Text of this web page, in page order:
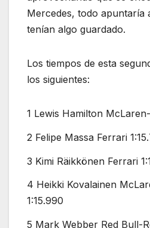
Mercedes, todo apuntaría
tenían algo guardado.
Los tiempos de esta
los siguientes:
1 Lewis Hamilton
2 Felipe Massa Ferrari
3 Kimi Räikkönen Ferrari
4 Heikki Kovalainen
1:15.990
5 Mark Webber Red Bull-